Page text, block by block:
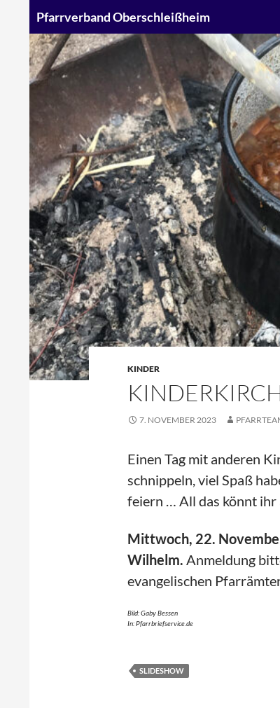
springen
Pfarrverband Oberschleißheim
KINDER
7. NOVEMBER 2023
Einen Tag mit anderen
schnippeln, viel Spaß
feiern … All das könnt ihr
Mittwoch, 22.
Wilhelm. Anmeldung
evangelischen
Bild: Gaby Bessen
In: Pfarrbriefservice.de
SLIDESHOW